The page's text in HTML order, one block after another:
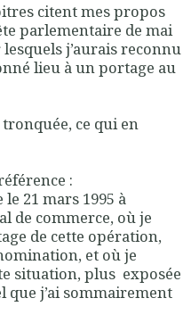
citent mes propos
parlementaire de mai
j’aurais reconnu
lieu à un portage au
ce qui en
:
21 mars 1995 à
de commerce, où je
de cette opération,
et où je
situation, plus exposée
que j’ai sommairement